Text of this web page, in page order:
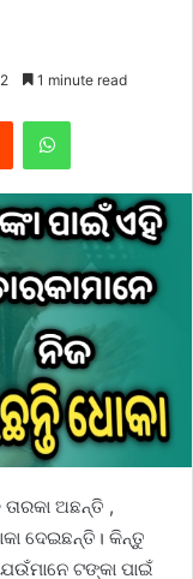
2 1 minute read
Reddit WhatsApp
ଅଛନ୍ତି ,
ଦେଇଛନ୍ତି। କିନ୍ତୁ
ଟଙ୍କା ପାଇଁ